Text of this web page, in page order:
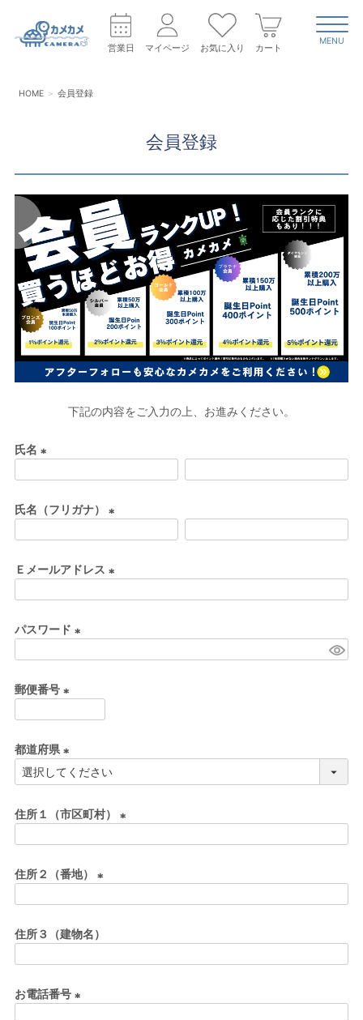
営業日 マイページ お気に入り カート
MENU
HOME 会員登録
会員登録
下記の内容をご入力の上、お進みください。
氏名
須
氏名（フリガナ）
須
Ｅメールアドレス
パスワード
郵便番号
須
)
都道府県
(
須
住所１（市区町村）
住所２（番地）
須
住所３（建物名）
お電話番号